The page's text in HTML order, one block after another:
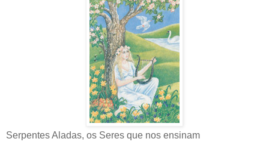
Serpentes Aladas, os Seres que nos ensinam